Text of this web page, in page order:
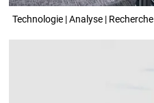
Technologie | Analyse | Recherche